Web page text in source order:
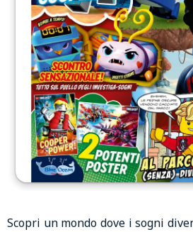
Scopri un mondo dove i sogni